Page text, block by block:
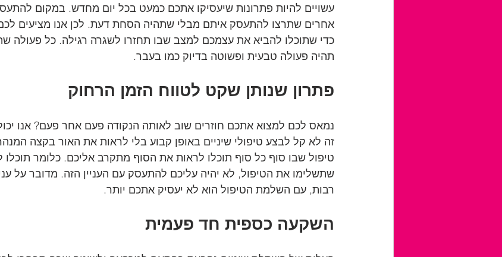
עשויים להיות פתרונות שיעסיקו אתכם כמעט בכל יום מחדש. במקום
אחרים שתרצו להתעסק איתם מבלי שתהיה הסחת דעת. לכן אנו מציעים
כדי שתוכלו להביא את עצמכם למצב שבו תחזרו לשגרה רגילה. כל פעולה
תהיה פעולה טבעית ופשוטה בדיוק כמו בעבר.
פתרון שנותן שקט לטווח הזמן הרחוק
נמאס לכם למצוא אתכם חוזרים שוב לאותה הנקודה פעם אחר פעם? אנו
זה לא קל לבצע טיפולי שיניים באופן קבוע בלי לראות את האור בקצה
טיפול שבו סוף כל סוף תוכלו לראות את הסוף מתקרב אליכם. כלומר תוכלו
שתשלימו את הטיפול, לא יהיה עליכם להתעסק עם העניין הזה. מדובר על
רבות, עם השלמת הטיפול הוא לא יעסיק אתכם יותר.
השקעה כספית חד פעמית